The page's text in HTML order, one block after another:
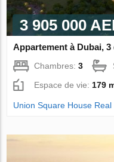
3 905 000
Appartement à Dubai,
Chambres:3
Espace de vie:179
Union Square House Real